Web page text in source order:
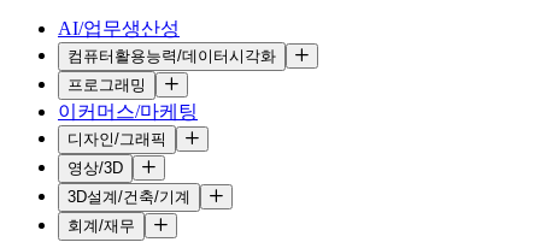
AI/업무생산성
컴퓨터활용능력/데이터시각화
프로그래밍
이커머스/마케팅
디자인/그래픽
영상/3D
3D설계/건축/기계
회계/재무